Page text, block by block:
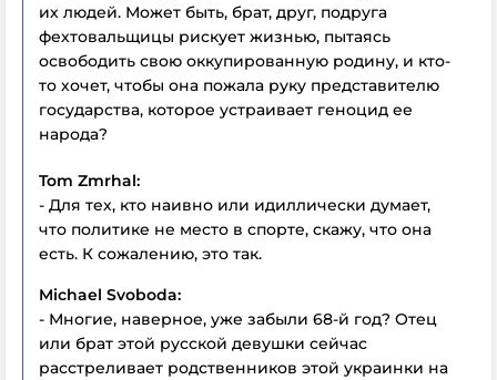
их людей. Может быть, брат, друг, подруга
фехтовальщицы рискует жизнью, пытаясь
освободить свою оккупированную родину, и кто-
то хочет, чтобы она пожала руку представителю
государства, которое устраивает геноцид ее
народа?
Tom Zmrhal:
- Для тех, кто наивно или идиллически думает,
что политике не место в спорте, скажу, что она
есть. К сожалению, это так.
Michael Svoboda:
- Многие, наверное, уже забыли 68-й год? Отец
или брат этой русской девушки сейчас
расстреливает родственников этой украинки на